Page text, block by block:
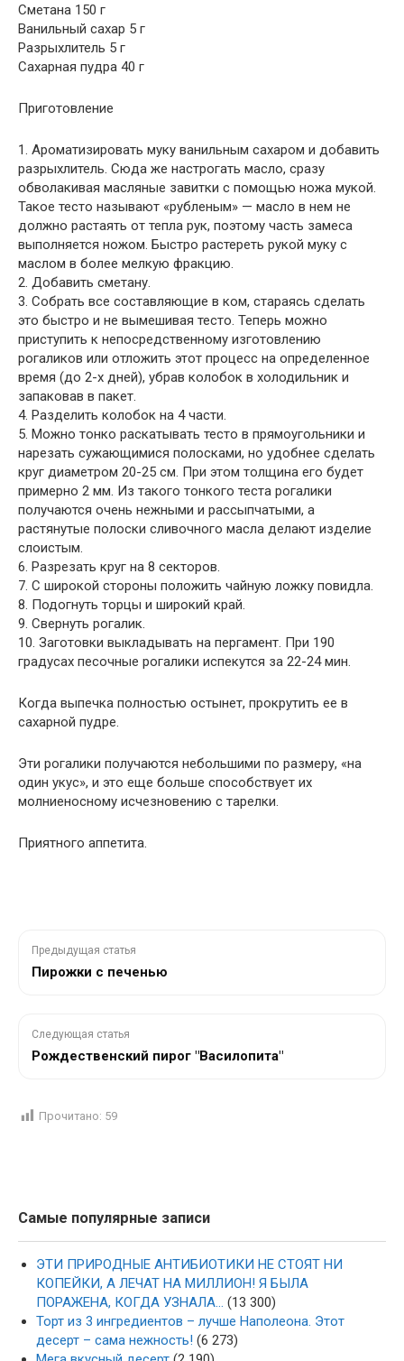
Сметана 150 г
Ванильный сахар 5 г
Разрыхлитель 5 г
Сахарная пудра 40 г
Приготовление
1. Ароматизировать муку ванильным сахаром и добавить
разрыхлитель. Сюда же настрогать масло, сразу
обволакивая масляные завитки с помощью ножа мукой.
Такое тесто называют «рубленым» — масло в нем не
должно растаять от тепла рук, поэтому часть замеса
выполняется ножом. Быстро растереть рукой муку с
маслом в более мелкую фракцию.
2. Добавить сметану.
3. Собрать все составляющие в ком, стараясь сделать
это быстро и не вымешивая тесто. Теперь можно
приступить к непосредственному изготовлению
рогаликов или отложить этот процесс на определенное
время (до 2-х дней), убрав колобок в холодильник и
запаковав в пакет.
4. Разделить колобок на 4 части.
5. Можно тонко раскатывать тесто в прямоугольники и
нарезать сужающимися полосками, но удобнее сделать
круг диаметром 20-25 см. При этом толщина его будет
примерно 2 мм. Из такого тонкого теста рогалики
получаются очень нежными и рассыпчатыми, а
растянутые полоски сливочного масла делают изделие
слоистым.
6. Разрезать круг на 8 секторов.
7. С широкой стороны положить чайную ложку повидла.
8. Подогнуть торцы и широкий край.
9. Свернуть рогалик.
10. Заготовки выкладывать на пергамент. При 190
градусах песочные рогалики испекутся за 22-24 мин.
Когда выпечка полностью остынет, прокрутить ее в
сахарной пудре.
Эти рогалики получаются небольшими по размеру, «на
один укус», и это еще больше способствует их
молниеносному исчезновению с тарелки.
Приятного аппетита.
Предыдущая статья
Пирожки с печенью
Следующая статья
Рождественский пирог "Василопита"
Прочитано: 59
Самые популярные записи
ЭТИ ПРИРОДНЫЕ АНТИБИОТИКИ НЕ СТОЯТ НИ
КОПЕЙКИ, А ЛЕЧАТ НА МИЛЛИОН! Я БЫЛА
ПОРАЖЕНА, КОГДА УЗНАЛА… (13 300)
Торт из 3 ингредиентов – лучше Наполеона. Этот
десерт – сама нежность! (6 273)